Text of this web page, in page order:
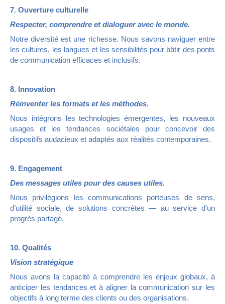
7. Ouverture culturelle
Respecter, comprendre et dialoguer avec le monde.
Notre diversité est une richesse. Nous savons naviguer entre
les cultures, les langues et les sensibilités pour bâtir des ponts
de communication efficaces et inclusifs.
8. Innovation
Réinventer les formats et les méthodes.
Nous intégrons les technologies émergentes, les nouveaux
usages et les tendances sociétales pour concevoir des
dispositifs audacieux et adaptés aux réalités contemporaines.
9. Engagement
Des messages utiles pour des causes utiles.
Nous privilégions les communications porteuses de sens,
d’utilité sociale, de solutions concrètes — au service d’un
progrès partagé.
10. Qualités
Vision stratégique
Nous avons la capacité à comprendre les enjeux globaux, à
anticiper les tendances et à aligner la communication sur les
objectifs à long terme des clients ou des organisations.